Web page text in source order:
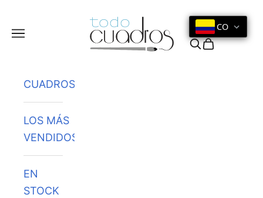
Menú
CO
Buscar
Cesta
CUADROS
LOS MÁS
VENDIDOS
EN
STOCK